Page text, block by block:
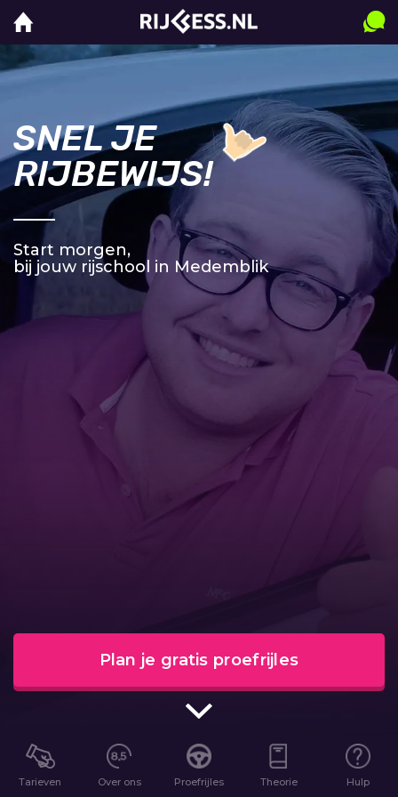
SNEL JE
RIJBEWIJS!
Start morgen,
bij jouw rijschool in Medemblik
Plan je gratis proefrijles
Tarieven Over ons Proefrijles Theorie Hulp